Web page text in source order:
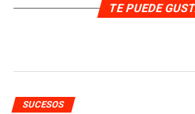
TE PUEDE
SUCESOS